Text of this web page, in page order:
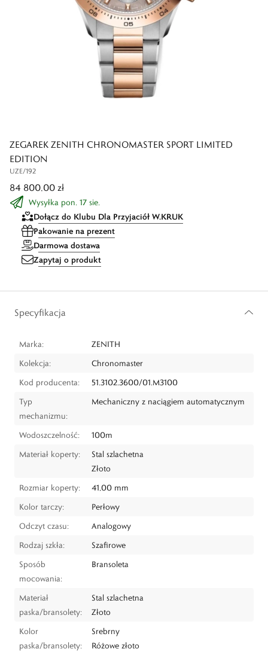
ZEGAREK ZENITH CHRONOMASTER SPORT LIMITED
EDITION
UZE/192
84 800,00 zł
Wysyłka pon. 17 sie.
Dołącz do Klubu Dla Przyjaciół W.KRUK
Pakowanie na prezent
Darmowa dostawa
Zapytaj o produkt
Specyfikacja
Marka:
ZENITH
Kolekcja:
Chronomaster
Kod producenta:
51.3102.3600/01.M3100
Typ
mechanizmu:
Mechaniczny z naciągiem automatycznym
Wodoszczelność:
100m
Materiał koperty:
Stal szlachetna
Złoto
Rozmiar koperty:
41,00 mm
Kolor tarczy:
Perłowy
Odczyt czasu:
Analogowy
Rodzaj szkła:
Szafirowe
Sposób
mocowania:
Bransoleta
Materiał
paska/bransolety:
Stal szlachetna
Złoto
Kolor
paska/bransolety:
Srebrny
Różowe złoto